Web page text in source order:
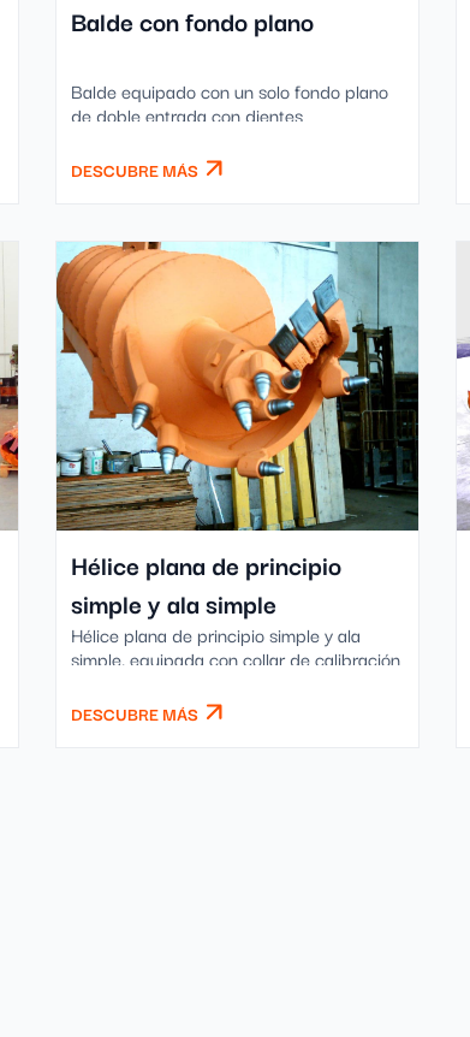
Balde con fondo plano
Balde equipado con un solo fondo plano
de doble entrada con dientes
DESCUBRE MÁS
Hélice plana de principio
simple y ala simple
Hélice plana de principio simple y ala
simple, equipada con collar de calibración
DESCUBRE MÁS